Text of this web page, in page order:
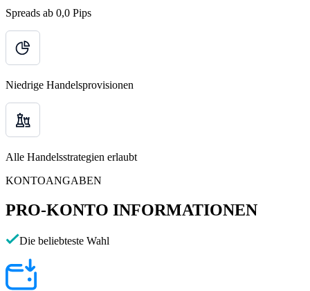
Spreads ab 0,0 Pips
Niedrige Handelsprovisionen
Alle Handelsstrategien erlaubt
KONTOANGABEN
PRO-KONTO INFORMATIONEN
Die beliebteste Wahl